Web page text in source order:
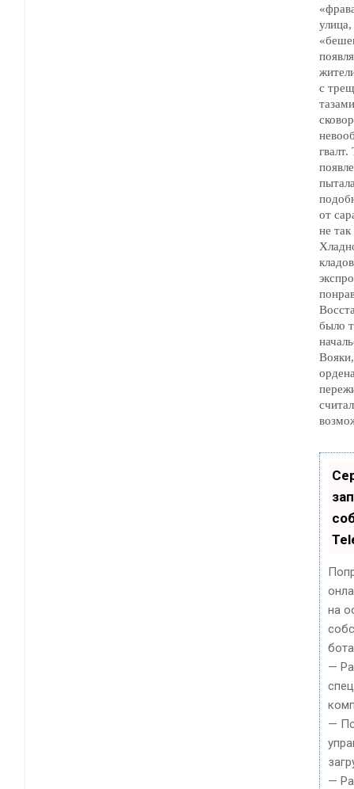
жители
с
подобно тому, как
от саранчи.
не так легко прошибить.
кладовку и
было
Вояки, у которых
считали все
на
—
—
—